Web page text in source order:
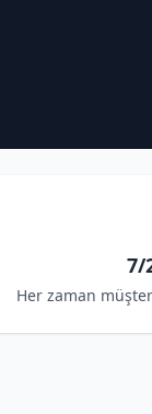
7/
Her zaman